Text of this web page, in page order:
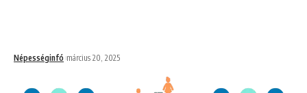
Népességinfó március 20, 2025